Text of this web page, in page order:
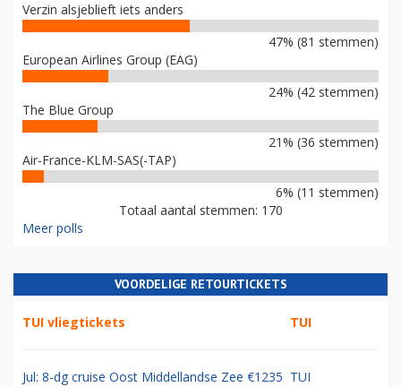
Verzin alsjeblieft iets anders
47% (81 stemmen)
European Airlines Group (EAG)
24% (42 stemmen)
The Blue Group
21% (36 stemmen)
Air-France-KLM-SAS(-TAP)
6% (11 stemmen)
Totaal aantal stemmen: 170
Meer polls
VOORDELIGE RETOURTICKETS
TUI vliegtickets TUI
Jul: 8-dg cruise Oost Middellandse Zee €1235 TUI